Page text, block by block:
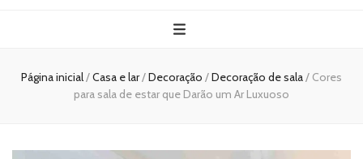
Página inicial/Casa e lar/Decoração /Decoração de sala/ Cores
para sala de estar que Darão um Ar Luxuoso